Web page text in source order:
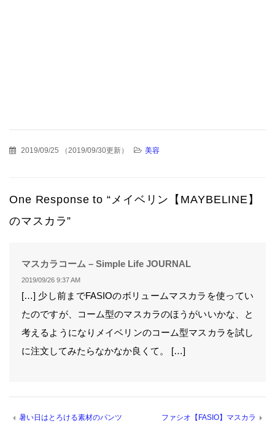
2019/09/25 （2019/09/30更新） 美容
One Response to “メイベリン【MAYBELINE】
のマスカラ”
マスカラコーム – Simple Life JOURNAL
2019/09/26 9:37 AM
[…] 少し前までFASIOのボリュームマスカラを使ってい
たのですが、コーム型のマスカラのほうがいいかな、と
考えるようになりメイベリンのコーム型マスカラを試し
に注文してみたらなかなか良くて。 […]
暑い日はとろける素材のパンツ ファシオ【FASIO】マスカラ